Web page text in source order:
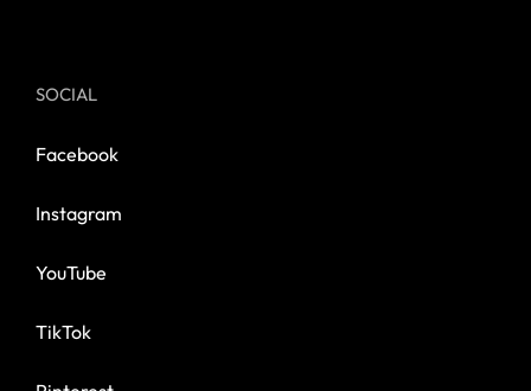
SOCIAL
Facebook
Instagram
YouTube
TikTok